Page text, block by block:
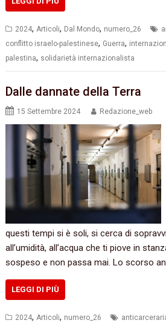
2024,Articoli, Dal Mondo, numero_26
conflitto israelo-palestinese, Guerra,
palestina, solidarietà internazionalista
Dalle dannate della Terra
15 Settembre 2024 Redazione_web
questi tempi si è soli, si cerca di
all’umidità, all’acqua che ti piove in
sospeso e non passa mai. Lo scorso
LEGGI DI PIÙ
2024, Articoli, numero_26